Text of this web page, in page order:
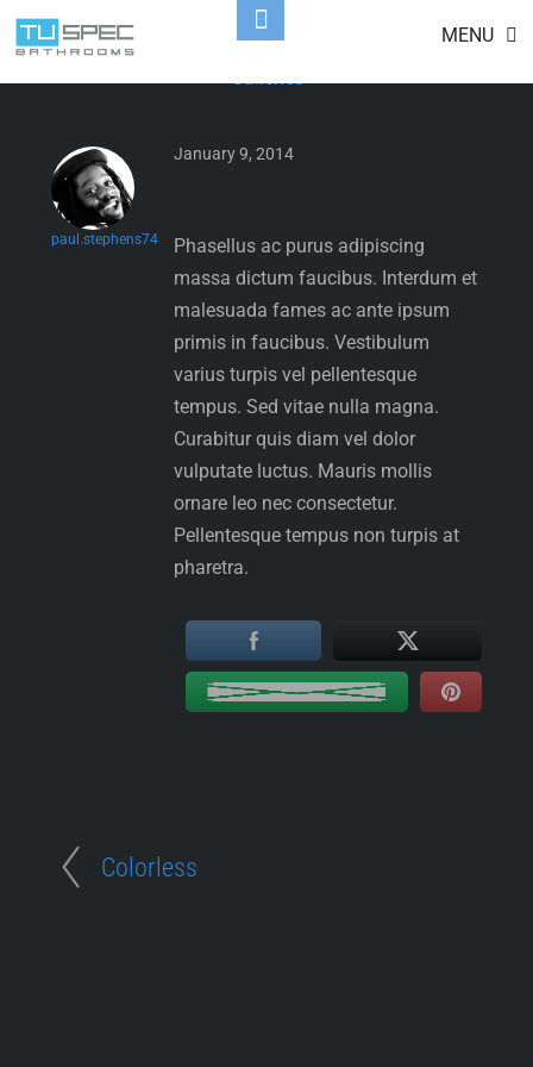
Skip
content
MENU
ANOTHER GALLERY
Galleries
paul.stephens74
January 9, 2014
Phasellus ac purus adipiscing
massa dictum faucibus. Interdum et
malesuada fames ac ante ipsum
primis in faucibus. Vestibulum
varius turpis vel pellentesque
tempus. Sed vitae nulla magna.
Curabitur quis diam vel dolor
vulputate luctus. Mauris mollis
ornare leo nec consectetur.
Pellentesque tempus non turpis at
pharetra.
Colorless
Toggle
Footer